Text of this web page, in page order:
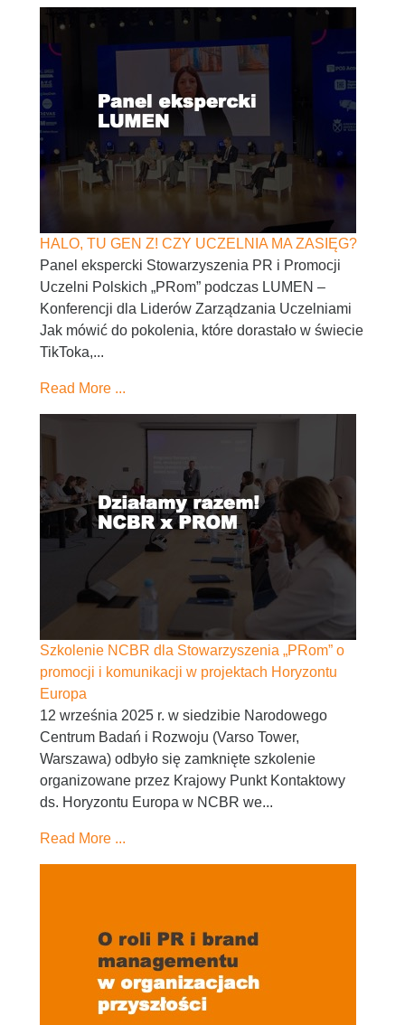
HALO, TU GEN Z! CZY UCZELNIA MA ZASIĘG?
Panel ekspercki Stowarzyszenia PR i Promocji
Uczelni Polskich „PRom” podczas LUMEN –
Konferencji dla Liderów Zarządzania Uczelniami
Jak mówić do pokolenia, które dorastało w świecie
TikToka,...
Read More ...
Szkolenie NCBR dla Stowarzyszenia „PRom” o
promocji i komunikacji w projektach Horyzontu
Europa
12 września 2025 r. w siedzibie Narodowego
Centrum Badań i Rozwoju (Varso Tower,
Warszawa) odbyło się zamknięte szkolenie
organizowane przez Krajowy Punkt Kontaktowy
ds. Horyzontu Europa w NCBR we...
Read More ...